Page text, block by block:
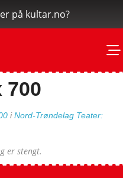
på kultar.no?
700
iNord-Trøndelag Teater:
er stengt.